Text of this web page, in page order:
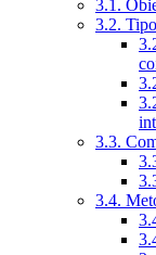
3.1.
3.2.
3.3.
3.4.